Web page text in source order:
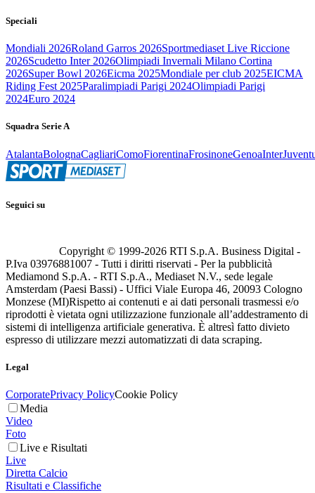
Speciali
Mondiali 2026Roland Garros 2026Sportmediaset Live Riccione
2026Scudetto Inter 2026Olimpiadi Invernali Milano Cortina
2026Super Bowl 2026Eicma 2025Mondiale per club 2025EICMA
Riding Fest 2025Paralimpiadi Parigi 2024Olimpiadi Parigi
2024Euro 2024
Squadra Serie A
AtalantaBolognaCagliariComoFiorentinaFrosinoneGenoaInter
Seguici su
Copyright © 1999-2026 RTI S.p.A. Business Digital -
P.Iva 03976881007 - Tutti i diritti riservati - Per la pubblicità
Mediamond S.p.A. - RTI S.p.A., Mediaset N.V., sede legale
Amsterdam (Paesi Bassi) - Uffici Viale Europa 46, 20093 Cologno
Monzese (MI)Rispetto ai contenuti e ai dati personali trasmessi e/o
riprodotti è vietata ogni utilizzazione funzionale all’addestramento di
sistemi di intelligenza artificiale generativa. È altresì fatto divieto
espresso di utilizzare mezzi automatizzati di data scraping.
Legal
CorporatePrivacy PolicyCookie Policy
Media
Video
Foto
Live e Risultati
Live
Diretta Calcio
Risultati e Classifiche